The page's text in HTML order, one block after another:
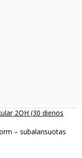
2OH (30 dienos
– subalansuotas